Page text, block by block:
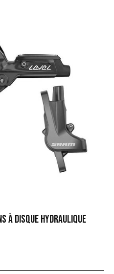
À DISQUE HYDRAULIQUE